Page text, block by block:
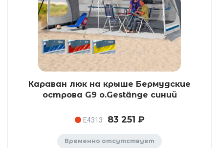
Караван люк на крыше Бермудские
острова G9 o.Gestänge синий
E4313 83 251 ₽
Временно отсутствует